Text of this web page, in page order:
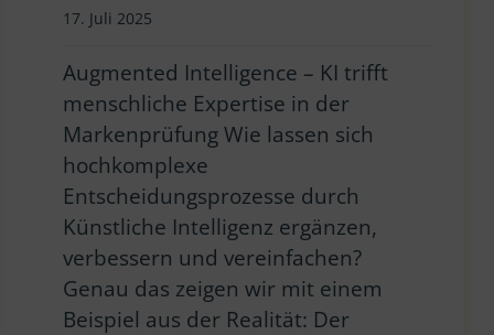
17. Juli 2025
Augmented Intelligence – KI trifft
menschliche Expertise in der
Markenprüfung Wie lassen sich
hochkomplexe
Entscheidungsprozesse durch
Künstliche Intelligenz ergänzen,
verbessern und vereinfachen?
Genau das zeigen wir mit einem
Beispiel aus der Realität: Der